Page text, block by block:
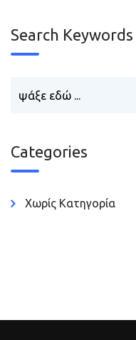
Search Keywords
Categories
Χωρίς Κατηγορία